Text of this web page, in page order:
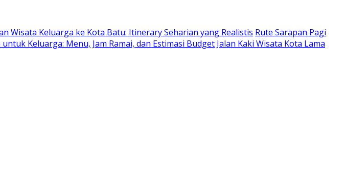
Wisata Keluarga ke Kota Batu: Itinerary Seharian yang Realistis Rute Sarapan Pagi
Keluarga: Menu, Jam Ramai, dan Estimasi Budget Jalan Kaki Wisata Kota Lama